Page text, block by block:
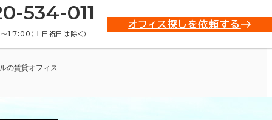
534-011
17:00（土日祝日は除く）
オフィス探しを依頼する
の賃貸オフィス